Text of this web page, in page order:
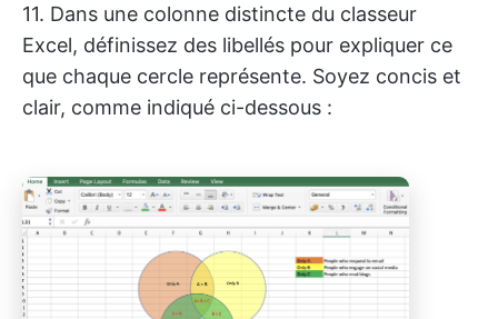
11. Dans une colonne distincte du classeur
Excel, définissez des libellés pour expliquer ce
que chaque cercle représente. Soyez concis et
clair, comme indiqué ci-dessous :